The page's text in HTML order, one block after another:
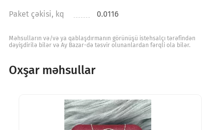
Paket çəkisi, kq 0.0116
Məhsulların və/və ya qablaşdırmanın görünüşü istehsalçı tərəfindən
dəyişdirilə bilər və Ay Bazar-də təsvir olunanlardan fərqli ola bilər.
Oxşar məhsullar